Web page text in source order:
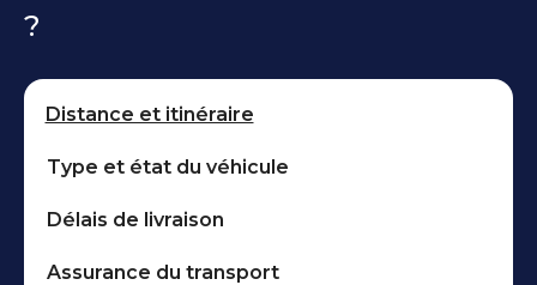
itinéraire.
Cette
explique
durée
de
concessionnaires
les
loueurs
véhicules.
?
Distance et itinéraire
Type et état du véhicule
Délais de livraison
Assurance du transport